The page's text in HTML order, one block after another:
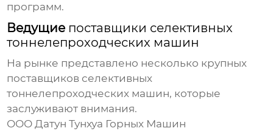
программ.
Ведущие поставщики селективных
тоннелепроходческих машин
На рынке представлено несколько крупных
поставщиков селективных
тоннелепроходческих машин, которые
заслуживают внимания.
ООО Датун Тунхуа Горных Машин